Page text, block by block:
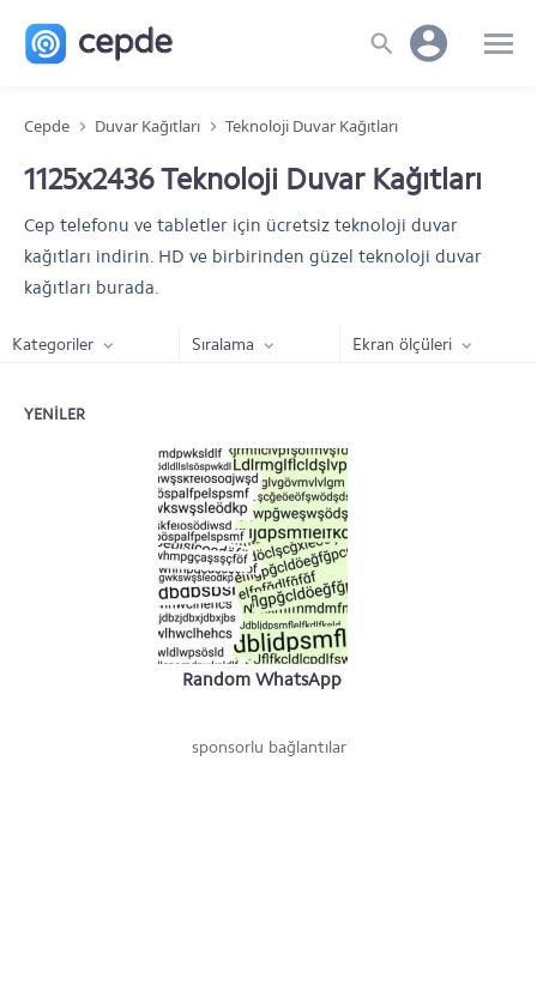
Cepde Duvar Kağıtları Teknoloji Duvar Kağıtları
1125x2436 Teknoloji Duvar Kağıtları
Cep telefonu ve tabletler için ücretsiz teknoloji duvar
kağıtları indirin. HD ve birbirinden güzel teknoloji duvar
kağıtları burada.
Kategoriler Sıralama Ekran ölçüleri
YENILER
Random WhatsApp
sponsorlu bağlantılar